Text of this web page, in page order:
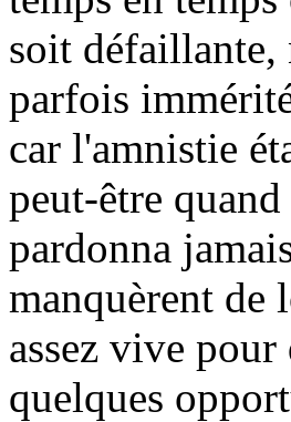
soit défaillante,
parfois
car l'amnistie
peut-être
pardonna
manquèrent de
assez vive
quelques